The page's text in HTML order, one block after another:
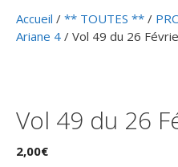
Accueil / ** TOUTES ** /
Ariane 4 / Vol 49 du 26
Vol 49 du 26
2,00€